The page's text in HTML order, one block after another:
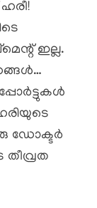
ഇല്ല.
ഡോക്ടർ
തീവ്രത